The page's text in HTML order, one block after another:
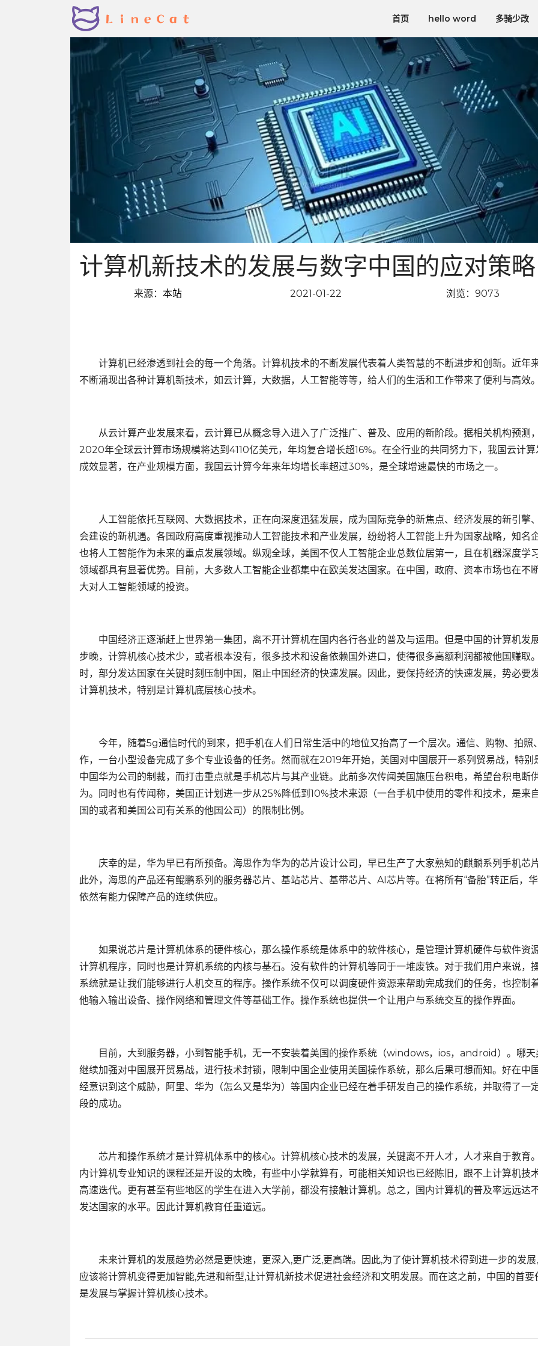
首页 hello word 多骑少改
计算机新技术的发展与数字中国的应对策略
来源：本站 2021-01-22 浏览：9073
计算机已经渗透到社会的每一个角落。计算机技术的不断发展代表着人类智慧的不断进步和创新。近年来
不断涌现出各种计算机新技术，如云计算，大数据，人工智能等等，给人们的生活和工作带来了便利与高效。
从云计算产业发展来看，云计算已从概念导入进入了广泛推广、普及、应用的新阶段。据相关机构预测，
2020年全球云计算市场规模将达到4110亿美元，年均复合增长超16%。在全行业的共同努力下，我国云计算
成效显著，在产业规模方面，我国云计算今年来年均增长率超过30%，是全球增速最快的市场之一。
人工智能依托互联网、大数据技术，正在向深度迅猛发展，成为国际竞争的新焦点、经济发展的新引擎
会建设的新机遇。各国政府高度重视推动人工智能技术和产业发展，纷纷将人工智能上升为国家战略，知名
也将人工智能作为未来的重点发展领域。纵观全球，美国不仅人工智能企业总数位居第一，且在机器深度学
领域都具有显著优势。目前，大多数人工智能企业都集中在欧美发达国家。在中国，政府、资本市场也在不
大对人工智能领域的投资。
中国经济正逐渐赶上世界第一集团，离不开计算机在国内各行各业的普及与运用。但是中国的计算机发
步晚，计算机核心技术少，或者根本没有，很多技术和设备依赖国外进口，使得很多高额利润都被他国赚取
时，部分发达国家在关键时刻压制中国，阻止中国经济的快速发展。因此，要保持经济的快速发展，势必要
计算机技术，特别是计算机底层核心技术。
今年，随着5g通信时代的到来，把手机在人们日常生活中的地位又抬高了一个层次。通信、购物、拍照
作，一台小型设备完成了多个专业设备的任务。然而就在2019年开始，美国对中国展开一系列贸易战，特别
中国华为公司的制裁，而打击重点就是手机芯片与其产业链。此前多次传闻美国施压台积电，希望台积电断
为。同时也有传闻称，美国正计划进一步从25%降低到10%技术来源（一台手机中使用的零件和技术，是来
国的或者和美国公司有关系的他国公司）的限制比例。
庆幸的是，华为早已有所预备。海思作为华为的芯片设计公司，早已生产了大家熟知的麒麟系列手机芯片
此外，海思的产品还有鲲鹏系列的服务器芯片、基站芯片、基带芯片、AI芯片等。在将所有“备胎”转正后，
依然有能力保障产品的连续供应。
如果说芯片是计算机体系的硬件核心，那么操作系统是体系中的软件核心，是管理计算机硬件与软件资
计算机程序，同时也是计算机系统的内核与基石。没有软件的计算机等同于一堆废铁。对于我们用户来说，
系统就是让我们能够进行人机交互的程序。操作系统不仅可以调度硬件资源来帮助完成我们的任务，也控制
他输入输出设备、操作网络和管理文件等基础工作。操作系统也提供一个让用户与系统交互的操作界面。
目前，大到服务器，小到智能手机，无一不安装着美国的操作系统（windows，ios，android）。哪天
继续加强对中国展开贸易战，进行技术封锁，限制中国企业使用美国操作系统，那么后果可想而知。好在中
经意识到这个威胁，阿里、华为（怎么又是华为）等国内企业已经在着手研发自己的操作系统，并取得了一
段的成功。
芯片和操作系统才是计算机体系中的核心。计算机核心技术的发展，关键离不开人才，人才来自于教育
内计算机专业知识的课程还是开设的太晚，有些中小学就算有，可能相关知识也已经陈旧，跟不上计算机技
高速迭代。更有甚至有些地区的学生在进入大学前，都没有接触计算机。总之，国内计算机的普及率远远达
发达国家的水平。因此计算机教育任重道远。
未来计算机的发展趋势必然是更快速，更深入,更广泛,更高端。因此,为了使计算机技术得到进一步的发展
应该将计算机变得更加智能,先进和新型,让计算机新技术促进社会经济和文明发展。而在这之前，中国的首要
是发展与掌握计算机核心技术。